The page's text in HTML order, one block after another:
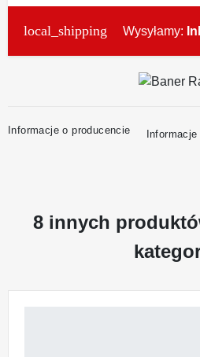
local_shipping Wysyłamy:
Informacje o producencie
8 innych